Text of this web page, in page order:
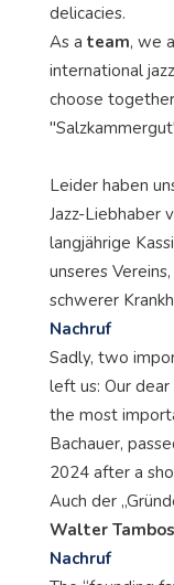
delicacies.
As a team, we
international
choose
Leider haben
Jazz-Liebhaber
langjährige
unseres Vereins,
schwerer
Nachruf
Sadly, two
left us: Our
the most
Bachauer,
2024 after a
Auch der
Walter
Nachruf